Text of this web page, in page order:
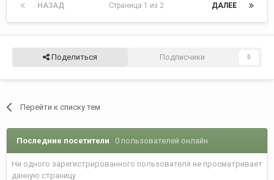
НАЗАД ДАЛЕЕ
Страница 1 из 2
Поделиться Подписчики 0
Перейти к списку тем
Последние посетители 0 пользователей онлайн
Ни одного зарегистрированного пользователя не просматривает
данную страницу